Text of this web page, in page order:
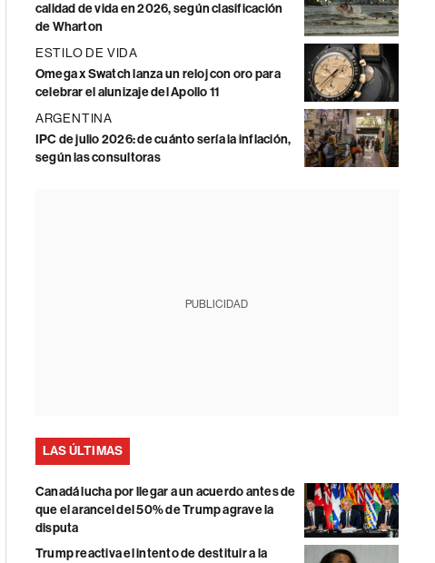
calidad de vida en 2026, según clasificación
de Wharton
ESTILO DE VIDA
Omega x Swatch lanza un reloj con oro para
celebrar el alunizaje del Apollo 11
ARGENTINA
IPC de julio 2026: de cuánto sería la inflación,
según las consultoras
PUBLICIDAD
LAS ÚLTIMAS
Canadá lucha por llegar a un acuerdo antes de
que el arancel del 50% de Trump agrave la
disputa
Trump reactiva el intento de destituir a la